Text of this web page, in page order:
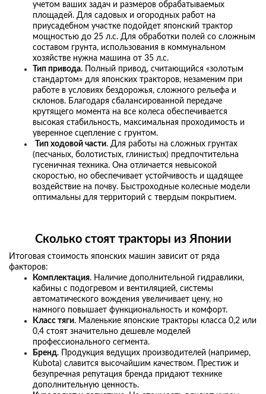
учетом ваших задач и размеров обрабатываемых
площадей. Для садовых и огородных работ на
приусадебном участке подойдет японский трактор
мощностью до 25 л.с. Для обработки полей со сложным
составом грунта, использования в коммунальном
хозяйстве нужна машина от 35 л.с.
Тип привода. Полный привод, считающийся «золотым
стандартом» для японских тракторов, незаменим при
работе в условиях бездорожья, сложного рельефа и
склонов. Благодаря сбалансированной передаче
крутящего момента на все колеса обеспечивается
высокая стабильность, максимальная проходимость и
уверенное сцепление с грунтом.
Тип ходовой части. Для работы на сложных грунтах
(песчаных, болотистых, глинистых) предпочтительна
гусеничная техника. Она отличается невысокой
скоростью, но обеспечивает устойчивость и щадящее
воздействие на почву. Быстроходные колесные модели
оптимальны для территорий с твердым покрытием.
Сколько стоят тракторы из Японии
Итоговая стоимость японских машин зависит от ряда
факторов:
Комплектация. Наличие дополнительной гидравлики,
кабины с подогревом и вентиляцией, системы
автоматического вождения увеличивает цену, но
намного повышает функциональность и комфорт.
Класс тяги. Маленькие японские тракторы класса 0,2 или
0,4 стоят значительно дешевле моделей
профессионального сегмента.
Бренд. Продукция ведущих производителей (например,
Kubota) славится высочайшим качеством. Престиж и
безупречная репутация бренда придают технике
дополнительную ценность.